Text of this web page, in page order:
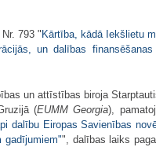
793 " Kārtība, kādā Iekšlietu
un dalības
un attīstības biroja
(EUMM Georgia),
dalību Eiropas Savienības
gadījumiem"", dalības laiks